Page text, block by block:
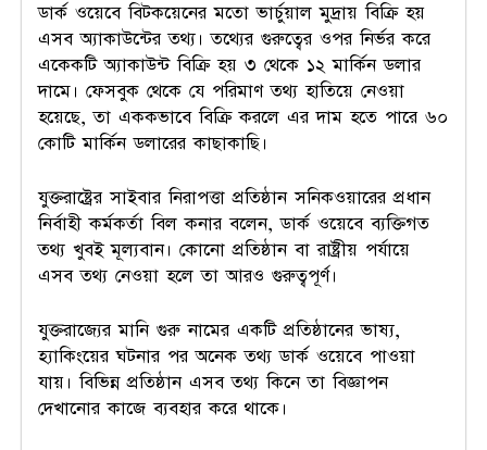
ডার্ক ওয়েবে বিটকয়েনের মতো ভার্চুয়াল মুদ্রায় বিক্রি হয়
এসব অ্যাকাউন্টের তথ্য। তথ্যের গুরুত্বের ওপর নির্ভর করে
একেকটি অ্যাকাউন্ট বিক্রি হয় ৩ থেকে ১২ মার্কিন ডলার
দামে। ফেসবুক থেকে যে পরিমাণ তথ্য হাতিয়ে নেওয়া
হয়েছে, তা এককভাবে বিক্রি করলে এর দাম হতে পারে ৬০
কোটি মার্কিন ডলারের কাছাকাছি।
যুক্তরাষ্ট্রের সাইবার নিরাপত্তা প্রতিষ্ঠান সনিকওয়ারের প্রধান
নির্বাহী কর্মকর্তা বিল কনার বলেন, ডার্ক ওয়েবে ব্যক্তিগত
তথ্য খুবই মূল্যবান। কোনো প্রতিষ্ঠান বা রাষ্ট্রীয় পর্যায়ে
এসব তথ্য নেওয়া হলে তা আরও গুরুত্বপূর্ণ।
যুক্তরাজ্যের মানি গুরু নামের একটি প্রতিষ্ঠানের ভাষ্য,
হ্যাকিংয়ের ঘটনার পর অনেক তথ্য ডার্ক ওয়েবে পাওয়া
যায়। বিভিন্ন প্রতিষ্ঠান এসব তথ্য কিনে তা বিজ্ঞাপন
দেখানোর কাজে ব্যবহার করে থাকে।